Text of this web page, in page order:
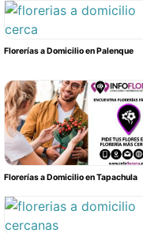
Florerías a Domicilio en Palenque
Florerías a Domicilio en Tapachula